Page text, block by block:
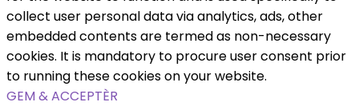
collect user personal data via analytics, ads, other
embedded contents are termed as non-necessary
cookies. It is mandatory to procure user consent prior
to running these cookies on your website.
GEM & ACCEPTÈR